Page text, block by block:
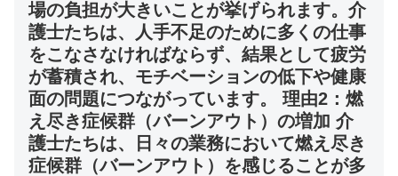
場の負担が大きいことが挙げられます。介
護士たちは、人手不足のために多くの仕事
をこなさなければならず、結果として疲労
が蓄積され、モチベーションの低下や健康
面の問題につながっています。 理由2：燃
え尽き症候群（バーンアウト）の増加 介
護士たちは、日々の業務において燃え尽き
症候群（バーンアウト）を感じることが多